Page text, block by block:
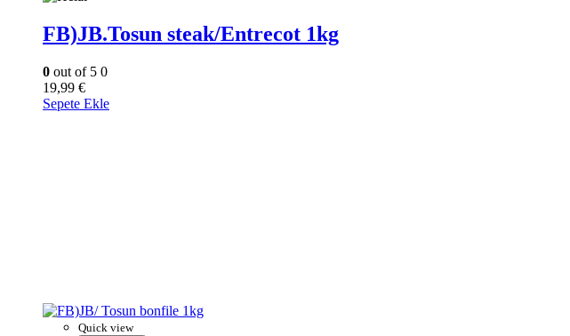
FB)JB.Tosun steak/Entrecot 1kg
0 out of 5 0
19,99 €
Sepete Ekle
Quick view